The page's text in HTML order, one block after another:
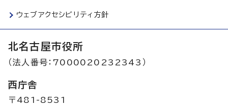
ウェブアクセシビリティ方針
北名古屋市役所
（法人番号：7000020232343）
西庁舎
〒481-8531